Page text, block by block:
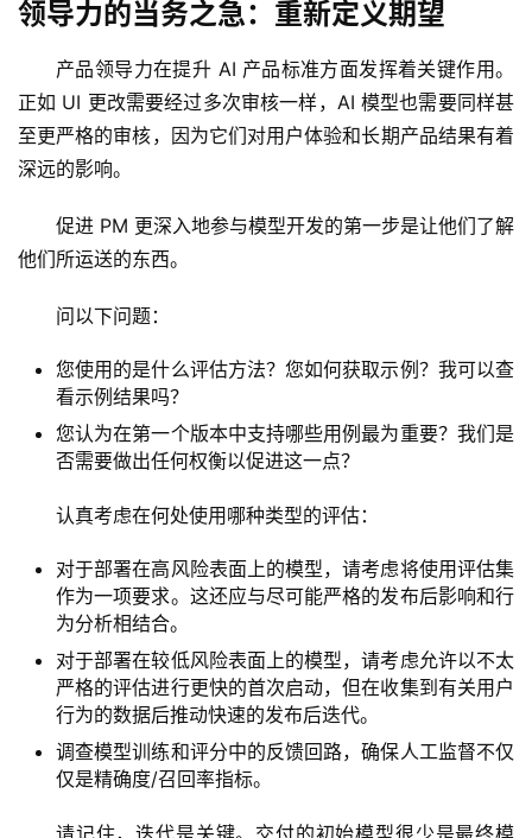
领导力的当务之急：重新定义期望
产品领导力在提升 AI 产品标准方面发挥着关键作用。
正如 UI 更改需要经过多次审核一样，AI 模型也需要同样甚
至更严格的审核，因为它们对用户体验和长期产品结果有着
深远的影响。
促进 PM 更深入地参与模型开发的第一步是让他们了解
他们所运送的东西。
问以下问题：
您使用的是什么评估方法？您如何获取示例？我可以查
看示例结果吗？
您认为在第一个版本中支持哪些用例最为重要？我们是
否需要做出任何权衡以促进这一点？
认真考虑在何处使用哪种类型的评估：
对于部署在高风险表面上的模型，请考虑将使用评估集
作为一项要求。这还应与尽可能严格的发布后影响和行
为分析相结合。
对于部署在较低风险表面上的模型，请考虑允许以不太
严格的评估进行更快的首次启动，但在收集到有关用户
行为的数据后推动快速的发布后迭代。
调查模型训练和评分中的反馈回路，确保人工监督不仅
仅是精确度/召回率指标。